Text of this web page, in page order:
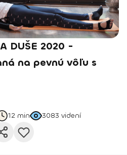
DUŠE 2020 -
na pevnú vôľu s
12 min 3083 videní